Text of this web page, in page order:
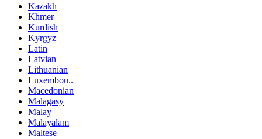
Kazakh
Khmer
Kurdish
Kyrgyz
Latin
Latvian
Lithuanian
Luxembou..
Macedonian
Malagasy
Malay
Malayalam
Maltese